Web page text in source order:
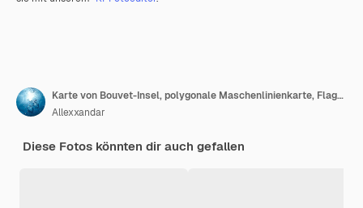
Karte von Bouvet-Insel, polygonale Maschenlinienkarte, Flaggenkarte
Allexxandar
Diese Fotos könnten dir auch gefallen